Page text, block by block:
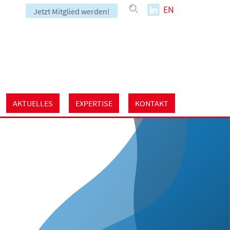
Jetzt Mitglied werden! EN
AKTUELLES EXPERTISE KONTAKT